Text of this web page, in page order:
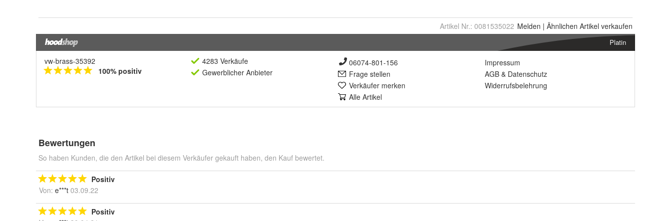
Artikel Nr.: 0081535022 Melden | Ähnlichen Artikel verkaufen
Platin
vw-brass-35392
100% positiv
4283 Verkäufe
Gewerblicher Anbieter
06074-801-156
Frage stellen
Verkäufer merken
Alle Artikel
Impressum
AGB & Datenschutz
Widerrufsbelehrung
Bewertungen
So haben Kunden, die den Artikel bei diesem Verkäufer gekauft haben, den Kauf bewertet.
Positiv
Von: e***t 03.09.22
Positiv